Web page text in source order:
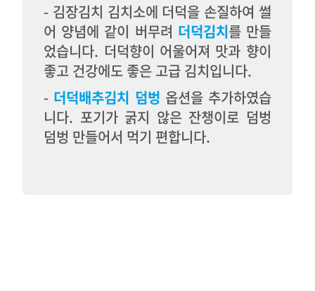
- 김장김치 김치소에 더덕을 손질하여 썰
어 양념에 같이 버무려 더덕김치를 만들
었습니다. 더덕향이 어울어져 맛과 향이
좋고 건강에도 좋은 고급 김치입니다.
- 더덕배추김치 덤벙 옵션을 추가하였습
니다. 포기가 굵지 않은 잔챙이로 덤벙
덤벙 만들어서 먹기 편합니다.